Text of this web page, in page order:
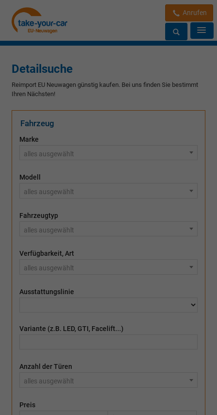
Anrufen
Detailsuche
Reimport EU Neuwagen günstig kaufen. Bei uns finden Sie bestimmt
Ihren Nächsten!
Fahrzeug
Marke
alles ausgewählt
Modell
alles ausgewählt
Fahrzeugtyp
alles ausgewählt
Verfügbarkeit, Art
alles ausgewählt
Ausstattungslinie
Variante (z.B. LED, GTI, Facelift...)
Anzahl der Türen
alles ausgewählt
Preis